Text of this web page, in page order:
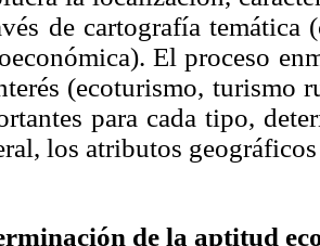
de cartografía temática
El proceso
(ecoturismo, turismo
para cada tipo,
los atributos
de la aptitud